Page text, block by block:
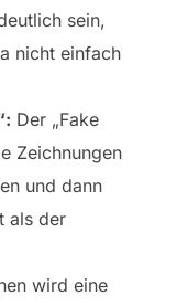
sein,
nicht einfach
Der „Fake
Zeichnungen
und dann
als der
wird eine